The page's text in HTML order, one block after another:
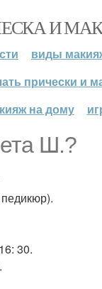
И
виды
прически и
на дому
Ш.?
30.